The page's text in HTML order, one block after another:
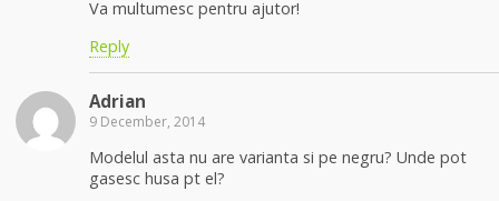
Va multumesc pentru ajutor!
Reply
Adrian
9 December, 2014
Modelul asta nu are varianta si pe negru? Unde pot
gasesc husa pt el?